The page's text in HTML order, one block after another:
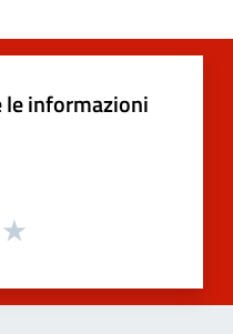
le informazioni